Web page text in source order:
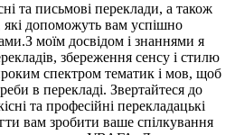
та письмові переклади, а також
які допоможуть вам успішно
моїм досвідом і знаннями я
збереження сенсу і стилю
спектром тематик і мов, щоб
в перекладі. Звертайтеся до
та професійні перекладацькі
вам зробити ваше спілкування